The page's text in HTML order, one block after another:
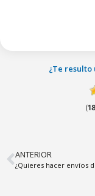
¿Te
(
ANTERIOR